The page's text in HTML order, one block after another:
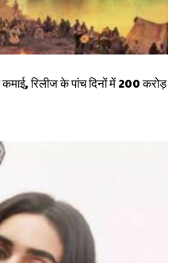
रिलीज के पांच दिनों में 200 करोड़